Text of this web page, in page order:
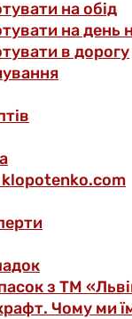
на обід
на день
в дорогу
klopotenko.com
з ТМ
Чому ми